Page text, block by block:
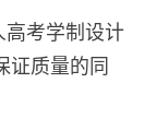
考学制设计
证质量的同